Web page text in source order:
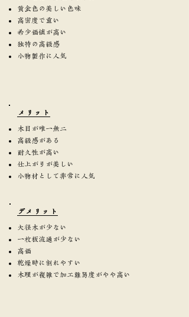
黄金色の美しい色味
高密度で重い
希少価値が高い
独特の高級感
小物製作に人気
​メリット
木目が唯一無二
高級感がある
耐久性が高い
仕上がりが美しい
小物材として非常に人気
​デメリット
大径木が少ない
一枚板流通が少ない
高価
乾燥時に割れやすい
木理が複雑で加工難易度がやや高い